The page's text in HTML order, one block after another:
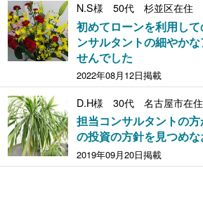
N.S様 50代 杉並区在住
初めてローンを利用し
ンサルタントの細やか
せんでした
2022年08月12日掲載
D.H様 30代 名古屋市在住
担当コンサルタントの
の投資の方針を見つめ
2019年09月20日掲載